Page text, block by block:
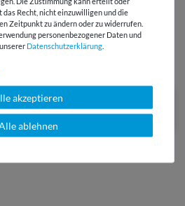
ANDEREN FARBEN
das Recht, nicht einzuwilligen und die
Zeitpunkt zu ändern oder zu widerrufen.
personenbezogener Daten und
Daten­schutz­erklärung
akzeptieren
Alle ablehnen